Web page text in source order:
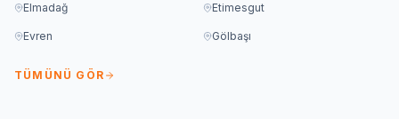
Elmadağ Etimesgut
Evren Gölbaşı
TÜMÜNÜ GÖR